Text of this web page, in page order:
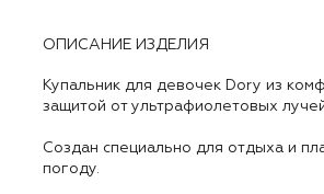
ОПИСАНИЕ ИЗДЕЛИЯ
Купальник для девочек Dory из
защитой от ультрафиолетовых
Создан специально для отдыха и
погоду.